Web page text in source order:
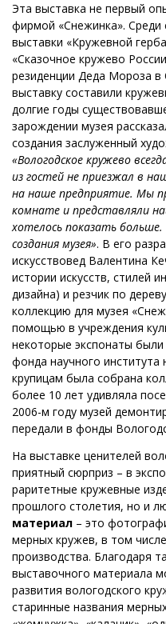
Эта выставка не первый
фирмой «Снежинка». Среди
выставки «Кружевной
«Сказочное кружево
резиденции Деда Мороза
выставку составили
долгие годы
зарождении музея
создания заслуженный
«Вологодское кружево
из гостей не приезжал в
на наше предприятие. Мы
комнате и представляли
хотелось показать больше.
создания музея». В его
искусствовед Валентина
истории искусств, стилей
дизайна) и резчик по
коллекцию для музея
помощью в учреждения
некоторые экспонаты
фонда научного
крупицам была собрана
более 10 лет удивляла
2006-м году музей
передали в фонды
На выставке ценителей
приятный сюрприз – в
раритетные кружевные
прошлого столетия, но и
материал – это
мерных кружев, в том
производства. Благодаря
выставочного материала
развития вологодского
старинные названия